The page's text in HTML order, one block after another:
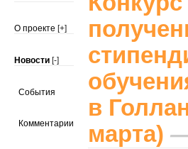
О проекте [+]
Новости [-]
События
Комментарии
в
марта)